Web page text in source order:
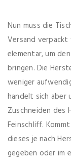
Nun muss die
Versand
elementar, um
bringen. Die
weniger
handelt sich aber
Zuschneiden des
Feinschliff.
dieses je nach
gegeben oder im